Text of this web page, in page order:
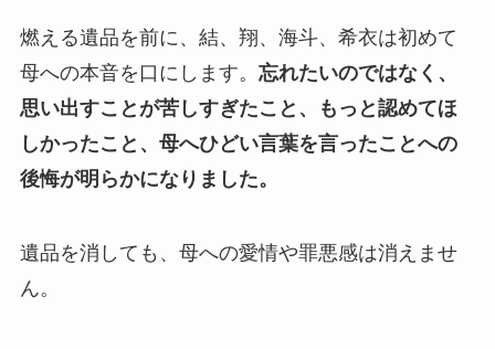
燃える遺品を前に、結、翔、海斗、希衣は初めて
母への本音を口にします。 忘れたいのではなく、
思い出すことが苦しすぎたこと、もっと認めてほ
しかったこと、母へひどい言葉を言ったことへの
後悔が明らかになりました。
遺品を消しても、母への愛情や罪悪感は消えませ
ん。